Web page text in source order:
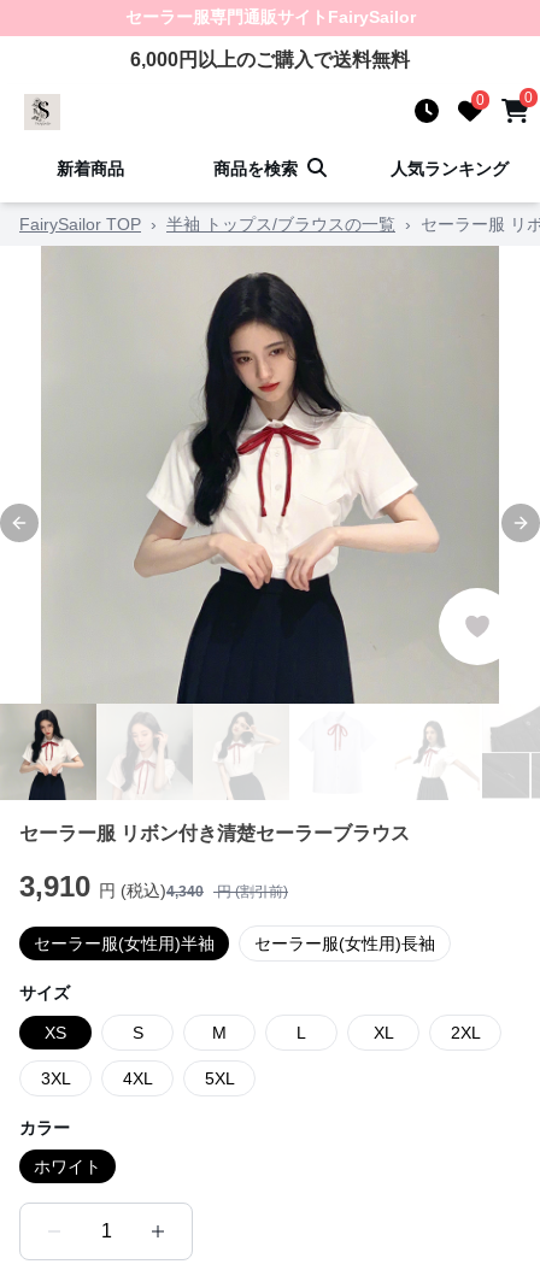
セーラー服専門通販サイト FairySailor
6,000円以上のご購入で送料無料
0 0
新着商品 商品を検索 人気ランキング
FairySailor TOP › 半袖 トップス/ブラウスの一覧 › セーラー服 リ
Previous slide
セーラー服 リボン付き清楚セーラーブラウス
3,910 円 (税込)4,340 円 (割引前)
セーラー服(女性用)半袖 セーラー服(女性用)長袖
サイズ
XS S M L XL 2XL
3XL 4XL 5XL
カラー
ホワイト
1